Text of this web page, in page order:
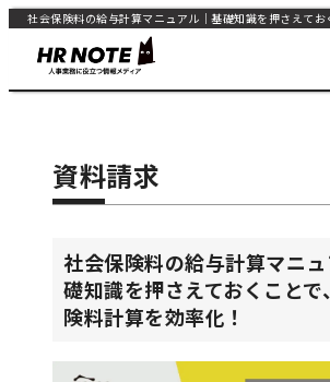
資料請求
社会保険料の給与計算マニ
礎知識を押さえておくこと
険料計算を効率化！